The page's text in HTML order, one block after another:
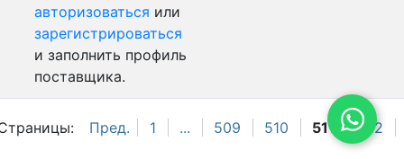
Пред. 1 ... 509 510 511 512
авторизоваться или
зарегистрироваться
и заполнить профиль
поставщика.